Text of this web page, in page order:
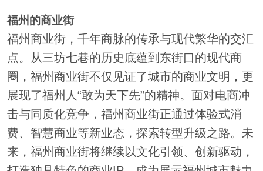
福州的商业街
福州商业街，千年商脉的传承与现代繁华的交汇
点。从三坊七巷的历史底蕴到东街口的现代商
圈，福州商业街不仅见证了城市的商业文明，更
展现了福州人“敢为天下先”的精神。面对电商冲
击与同质化竞争，福州商业街正通过体验式消
费、智慧商业等新业态，探索转型升级之路。未
来，福州商业街将继续以文化引领、创新驱动，